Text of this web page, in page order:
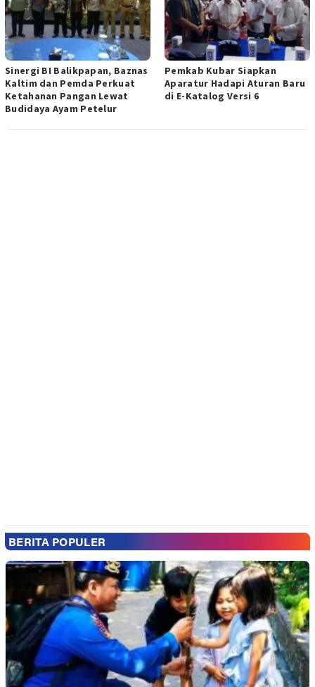
Sinergi BI Balikpapan, Baznas
Kaltim dan Pemda Perkuat
Ketahanan Pangan Lewat
Budidaya Ayam Petelur
Pemkab Kubar Siapkan
Aparatur Hadapi Aturan Baru
di E-Katalog Versi 6
BERITA POPULER